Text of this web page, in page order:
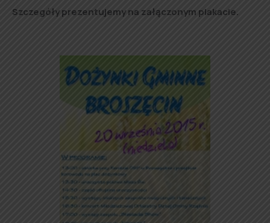
Szczegóły prezentujemy na załączonym plakacie.